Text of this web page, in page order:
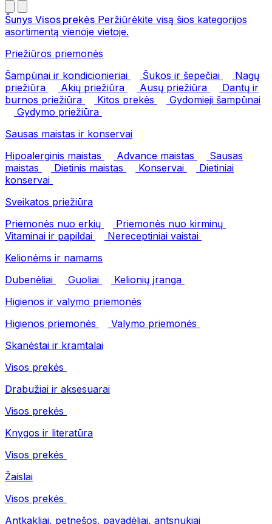
Šunys Visos prekės Peržiūrėkite visą šios kategorijos
asortimentą vienoje vietoje.
Priežiūros priemonės
Šampūnai ir kondicionieriai
Šukos ir šepečiai
Nagų
priežiūra
Akių priežiūra Ausų priežiūra
Dantų ir
burnos priežiūra
Kitos prekės
Gydomieji šampūnai
Gydymo priežiūra
Sausas maistas ir konservai
Hipoalerginis maistas
Advance maistas
Sausas
maistas
Dietinis maistas Konservai
Dietiniai
konservai
Sveikatos priežiūra
Priemonės nuo erkių
Priemonės nuo kirminų
Vitaminai ir papildai
Nereceptiniai vaistai
Kelionėms ir namams
Dubenėliai
Guoliai
Kelionių įranga
Higienos ir valymo priemonės
Higienos priemonės
Valymo priemonės
Skanėstai ir kramtalai
Visos prekės
Drabužiai ir aksesuarai
Visos prekės
Knygos ir literatūra
Visos prekės
Žaislai
Visos prekės
Antkakliai, petnešos, pavadėliai, antsnukiai